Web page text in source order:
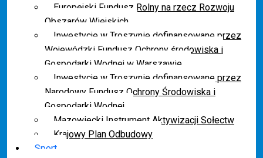
Europejski Fundusz Rolny na rzecz Rozwoju
Obszarów Wiejskich
Inwestycje w Troszynie dofinansowane przez
Wojewódzki Fundusz Ochrony środowiska i
Gospodarki Wodnej w Warszawie
Inwestycje w Troszynie dofinansowane przez
Narodowy Fundusz Ochrony Środowiska i
Gospodarki Wodnej
Mazowiecki Instrument Aktywizacji Sołectw
Krajowy Plan Odbudowy
Sport